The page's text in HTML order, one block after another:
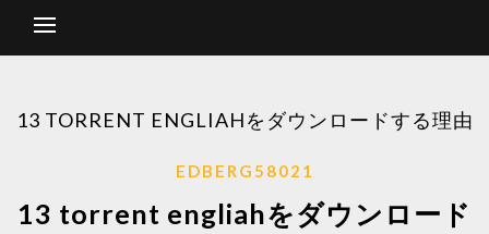
13 TORRENT ENGLIAHをダウンロードする理由
EDBERG58021
13 torrent engliahをダウンロード